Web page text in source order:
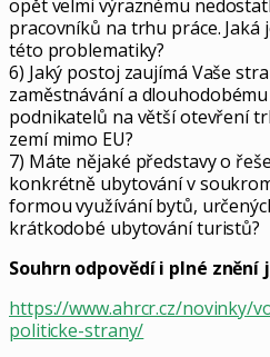
opět velmi výraznému
pracovníků na trhu práce. Jaká
této problematiky?
6) Jaký postoj zaujímá Vaše
zaměstnávání a
podnikatelů na větší otevření
zemí mimo EU?
7) Máte nějaké představy o
konkrétně ubytování v
formou využívání bytů,
krátkodobé ubytování turistů?
Souhrn odpovědí i plné
https://www.ahrcr.cz/novinky/
politicke-strany/